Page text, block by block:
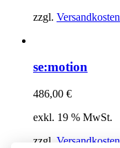
zzgl. Versandkosten
se:motion
486,00 €
exkl. 19 % MwSt.
zzgl. Versandkosten